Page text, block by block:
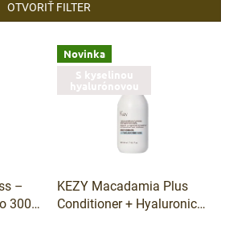
OTVORIŤ FILTER
–
300
Novinka
S kyselinou
hyalurónovou
KEZY Macadamia Plus
Conditioner + Hyaluronic